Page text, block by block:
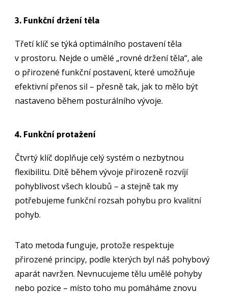
3. Funkční držení těla
Třetí klíč se týká optimálního postavení těla
v prostoru. Nejde o umělé „rovné držení těla“, ale
o přirozené funkční postavení, které umožňuje
efektivní přenos sil – přesně tak, jak to mělo být
nastaveno během posturálního vývoje.
4. Funkční protažení
Čtvrtý klíč doplňuje celý systém o nezbytnou
flexibilitu. Dítě během vývoje přirozeně rozvíjí
pohyblivost všech kloubů – a stejně tak my
potřebujeme funkční rozsah pohybu pro kvalitní
pohyb.
Tato metoda funguje, protože respektuje
přirozené principy, podle kterých byl náš pohybový
aparát navržen. Nevnucujeme tělu umělé pohyby
nebo pozice – místo toho mu pomáháme znovu